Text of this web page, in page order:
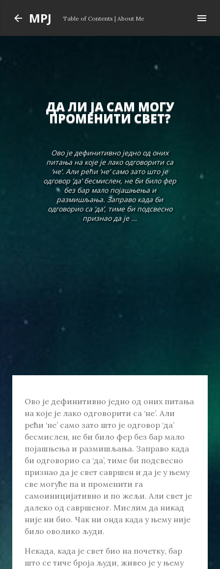
MPJ Table of Contents | About Me
ДА ЛИ ЈА САМ МОГУ
ПРОМЕНИТИ СВЕТ?
Ово је дефинитивно једно од оних
питања на које је лако одговорити са
‘не’. Али рећи ‘не’ само зато што је
одговор ‘да’ бесмислен, не би било фер
без бар мало појашњења и
размишљања. Заправо када би
одговорио са ‘да’, тиме би подсвесно
признао да је ...
Ово је дефинитивно једно од оних питања
на које је лако одговорити са ‘не’. Али
рећи ‘не’ само зато што је одговор ‘да’
бесмислен, не би било фер без бар мало
појашњења и размишљања. Заправо када
би одговорио са ‘да’, тиме би подсвесно
признао да је свет савршен и да је у њему
све могуће па и променити га
самоиницијативно и по жељи. Али свет је
далеко од савршеног. Мислим да никад
није ни био. Чак ни онда када у њему није
било оволико људи.
Некада, када је свет био на почетку, бар
што се тиче броја људи, живео је у њему